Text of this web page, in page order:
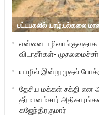
பட்டபகலில் யாழ்.பல்கலை
என்னை பழிவாங்குவதாக
விடாதீர்கள்-
யாழில் இன்று முதல்
தேசிய மக்கள் சக்தி என
தீர்மானம்சார்
கஜேந்திரகுமார்